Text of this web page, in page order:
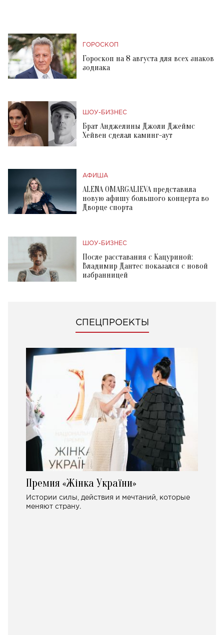
ГОРОСКОП
Гороскоп на 8 августа для всех знаков
зодиака
ШОУ-БИЗНЕС
Брат Анджелины Джоли Джеймс
Хейвен сделал каминг-аут
АФИША
ALENA OMARGALIEVA представила
новую афишу большого концерта во
Дворце спорта
ШОУ-БИЗНЕС
После расставания с Кацуриной:
Владимир Дантес показался с новой
избранницей
СПЕЦПРОЕКТЫ
Премия «Жінка України»
Истории силы, действия и мечтаний, которые
меняют страну.